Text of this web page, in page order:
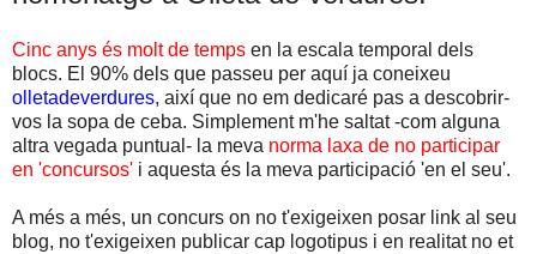
Cinc anys és molt de temps en la escala temporal dels
blocs. El 90% dels que passeu per aquí ja coneixeu
olletadeverdures, així que no em dedicaré pas a descobrir-
vos la sopa de ceba. Simplement m'he saltat -com alguna
altra vegada puntual- la meva norma laxa de no participar
en 'concursos' i aquesta és la meva participació 'en el seu'.
A més a més, un concurs on no t'exigeixen posar link al seu
blog, no t'exigeixen publicar cap logotipus i en realitat no et